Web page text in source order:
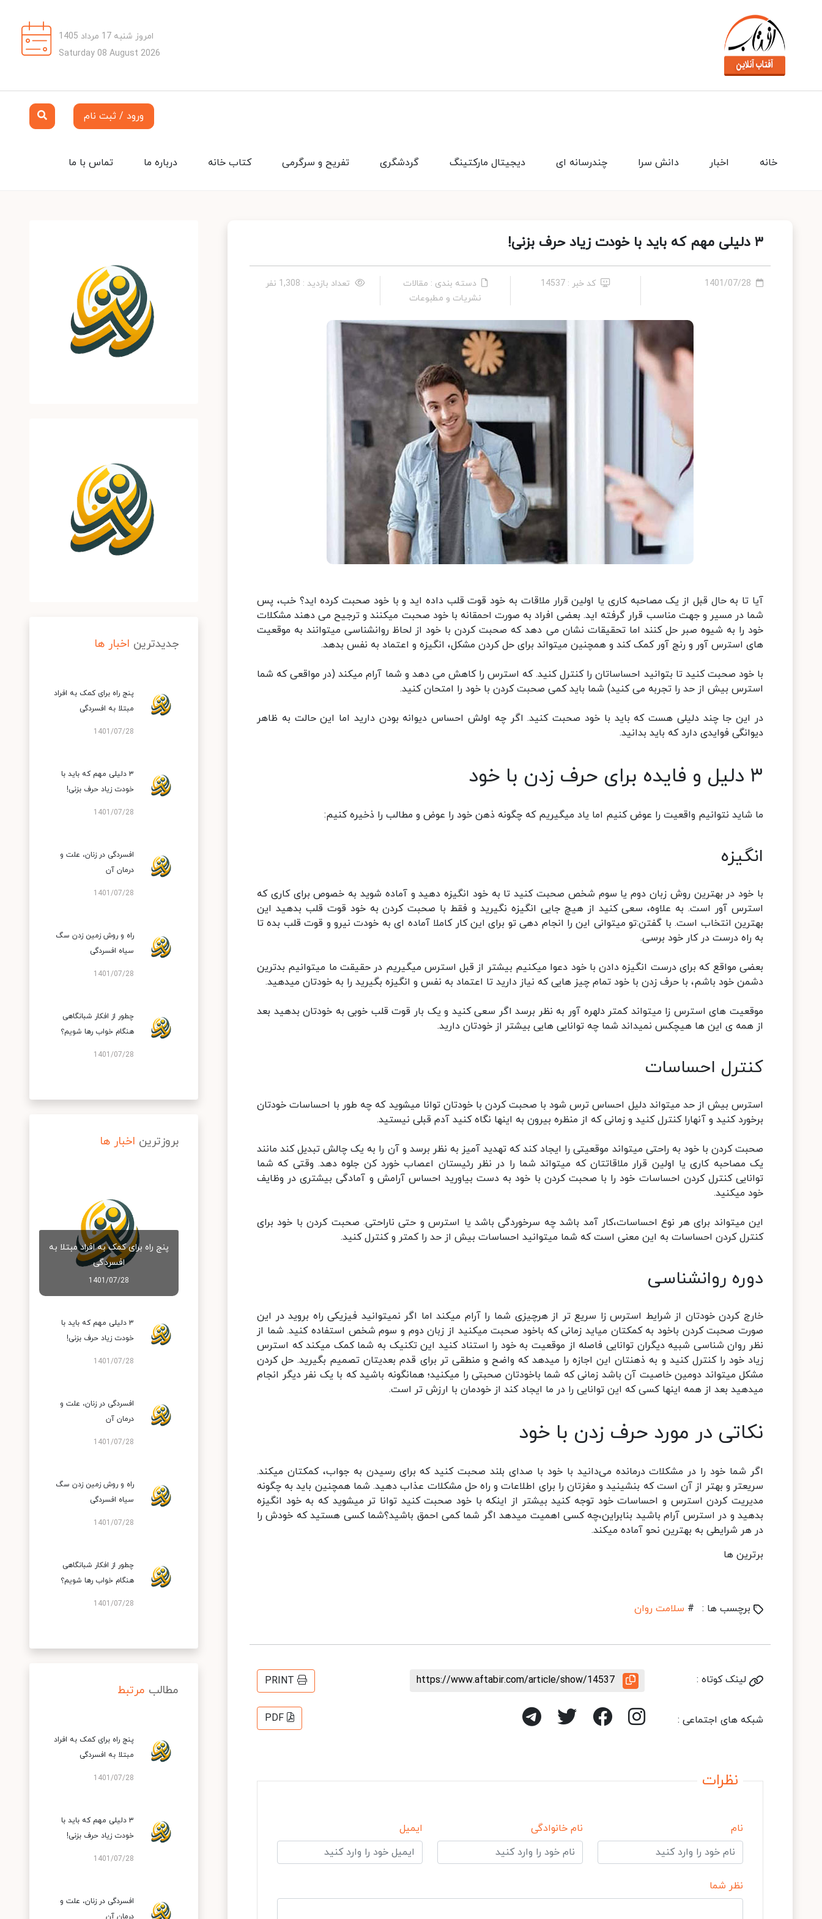
امروز شنبه 17 مرداد 1405
Saturday 08 August 2026
ورود / ثبت نام
تماس با ما درباره ما کتاب خانه تفریح و سرگرمی گردشگری دیجیتال مارکتینگ چندرسانه ای دانش سرا اخبار خانه
۳ دلیلی مهم که باید با خودت زیاد حرف بزنی!
1401/07/28 کد خبر : 14537
دسته بندی : مقالات
نشریات و مطبوعات
تعداد بازدید : 1,308 نفر
آیا تا به حال قبل از یک مصاحبه کاری یا اولین قرار ملاقات به خود قوت قلب داده اید و با خود صحبت کرده اید؟ خب، پس
شما در مسیر و جهت مناسب قرار گرفته اید. بعضی افراد به صورت احمقانه با خود صحبت میکنند و ترجیح می دهند مشکلات
خود را به شیوه صبر حل کنند اما تحقیقات نشان می دهد که صحبت کردن با خود از لحاظ روانشناسی میتوانند به موقعیت
های استرس آور و رنج آور کمک کند و همچنین میتواند برای حل کردن مشکل، انگیزه و اعتماد به نفس بدهد.
با خود صحبت کنید تا بتوانید احساساتان را کنترل کنید. که استرس را کاهش می دهد و شما آرام میکند (در مواقعی که شما
استرس بیش از حد را تجربه می کنید) شما باید کمی صحبت کردن با خود را امتحان کنید.
در این جا چند دلیلی هست که باید با خود صحبت کنید. اگر چه اولش احساس دیوانه بودن دارید اما این حالت به ظاهر
دیوانگی فوایدی دارد که باید بدانید.
۳ دلیل و فایده برای حرف زدن با خود
ما شاید نتوانیم واقعیت را عوض کنیم اما یاد میگیریم که چگونه ذهن خود را عوض و مطالب را ذخیره کنیم:
انگیزه
با خود در بهترین روش زبان دوم یا سوم شخص صحبت کنید تا به خود انگیزه دهید و آماده شوید به خصوص برای کاری که
استرس آور است. به علاوه، سعی کنید از هیچ جایی انگیزه نگیرید و فقط با صحبت کردن به خود قوت قلب بدهید این
بهترین انتخاب است. با گفتن:تو میتوانی این را انجام دهی تو برای این کار کاملا آماده ای به خودت نیرو و قوت قلب بده تا
به راه درست در کار خود برسی.
بعضی مواقع که برای درست انگیزه دادن با خود دعوا میکنیم بیشتر از قبل استرس میگیریم در حقیقت ما میتوانیم بدترین
دشمن خود باشم، با حرف زدن با خود تمام چیز هایی که نیاز دارید تا اعتماد به نفس و انگیزه بگیرید را به خودتان میدهید.
موقعیت های استرس زا میتواند کمتر دلهره آور به نظر برسد اگر سعی کنید و یک بار قوت قلب خوبی به خودتان بدهید بعد
از همه ی این ها هیچکس نمیداند شما چه توانایی هایی بیشتر از خودتان دارید.
کنترل احساسات
استرس بیش از حد میتواند دلیل احساس ترس شود با صحبت کردن با خودتان توانا میشوید که چه طور با احساسات خودتان
برخورد کنید و آنهارا کنترل کنید و زمانی که از منظره بیرون به اینها نگاه کنید آدم قبلی نیستید.
صحبت کردن با خود به راحتی میتواند موقعیتی را ایجاد کند که تهدید آمیز به نظر برسد و آن را به یک چالش تبدیل کند مانند
یک مصاحبه کاری یا اولین قرار ملاقاتتان که میتواند شما را در نظر رئیستان اعصاب خورد کن جلوه دهد. وقتی که شما
توانایی کنترل کردن احساسات خود را با صحبت کردن با خود به دست بیاورید احساس آرامش و آمادگی بیشتری در وظایف
خود میکنید.
این میتواند برای هر نوع احساسات،کار آمد باشد چه سرخوردگی باشد یا استرس و حتی ناراحتی. صحبت کردن با خود برای
کنترل کردن احساسات به این معنی است که شما میتوانید احساسات بیش از حد را کمتر و کنترل کنید.
دوره روانشناسی
خارج کردن خودتان از شرایط استرس زا سریع تر از هرچیزی شما را آرام میکند اما اگر نمیتوانید فیزیکی راه بروید در این
صورت صحبت کردن باخود به کمکتان میاید زمانی که باخود صحبت میکنید از زبان دوم و سوم شخص استفاده کنید. شما از
نظر روان شناسی شبیه دیگران توانایی فاصله از موقعیت به خود را استناد کنید این تکنیک به شما کمک میکند که استرس
زیاد خود را کنترل کنید و به ذهنتان این اجازه را میدهد که واضح و منطقی تر برای قدم بعدیتان تصمیم بگیرید. حل کردن
مشکل میتواند دومین خاصیت آن باشد زمانی که شما باخودتان صحبتی را میکنید؛ همانگونه باشید که با یک نفر دیگر انجام
میدهید بعد از همه اینها کسی که این توانایی را در ما ایجاد کند از خودمان با ارزش تر است.
نکاتی در مورد حرف زدن با خود
اگر شما خود را در مشکلات درمانده می‌دانید با خود با صدای بلند صحبت کنید که برای رسیدن به جواب، کمکتان میکند.
سریعتر و بهتر از آن است که بنشینید و مغزتان را برای اطلاعات و راه حل مشکلات عذاب دهید. شما همچنین باید به چگونه
مدیریت کردن استرس و احساسات خود توجه کنید بیشتر از اینکه با خود صحبت کنید توانا تر میشوید که به خود انگیزه
بدهید و در استرس آرام باشید بنابراین،چه کسی اهمیت میدهد اگر شما کمی احمق باشید؟شما کسی هستید که خودش را
در هر شرایطی به بهترین نحو آماده میکند.
برترین ها
برچسب ها : # سلامت روان
لینک کوتاه : https://www.aftabir.com/article/show/14537
PRINT
شبکه های اجتماعی : PDF
نظرات
نام نام خانوادگی ایمیل
نظر شما
جدیدترین اخبار ها
پنج راه برای کمک به افراد
مبتلا به افسردگی
1401/07/28
۳ دلیلی مهم که باید با
خودت زیاد حرف بزنی!
1401/07/28
افسردگی در زنان، علت و
درمان آن
1401/07/28
راه و روش زمین زدن سگ
سیاه افسردگی
1401/07/28
چطور از افکار شبانگاهی
هنگام خواب رها شویم؟
1401/07/28
بروزترین اخبار ها
پنج راه برای کمک به افراد مبتلا به
افسردگی
1401/07/28
۳ دلیلی مهم که باید با
خودت زیاد حرف بزنی!
1401/07/28
افسردگی در زنان، علت و
درمان آن
1401/07/28
راه و روش زمین زدن سگ
سیاه افسردگی
1401/07/28
چطور از افکار شبانگاهی
هنگام خواب رها شویم؟
1401/07/28
مطالب مرتبط
پنج راه برای کمک به افراد
مبتلا به افسردگی
1401/07/28
۳ دلیلی مهم که باید با
خودت زیاد حرف بزنی!
1401/07/28
افسردگی در زنان، علت و
درمان آن